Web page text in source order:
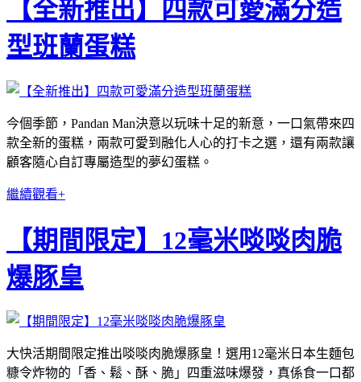
【全新推出】四款可愛滿分造
型班蘭蛋糕
今個季節，Pandan Man決意以玩味十足的新意，一口氣帶來四
款全新的蛋糕，兩款可愛到融化人心的打卡之選，還有兩款讓
顧客隨心自訂專屬造型的夢幻蛋糕。
繼續觀看+
【期間限定】12毫米啖啖肉脆
爆豚皇
大快活期間限定推出啖啖肉脆爆豚皇！選用12毫米日本生麵包
糠令炸物的「香、鬆、酥、脆」四重滋味爆發，真係食一口都